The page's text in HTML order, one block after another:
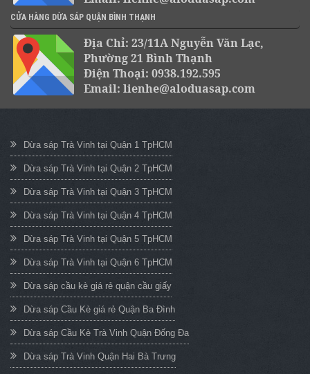
CỬA HÀNG DỪA SÁP QUẬN BÌNH THẠNH
Địa Chỉ: 23/11A Nguyễn Văn Lạc,
Phường 21 Bình Thạnh
Điện Thoại: 0938.192.595
Email: lienhe@aloduasap.com
Dừa sáp Trà Vinh tại Quận 1 TpHCM
Dừa sáp Trà Vinh tại Quận 2 TpHCM
Dừa sáp Trà Vinh tại Quận 3 TpHCM
Dừa sáp Trà Vinh tại Quận 4 TpHCM
Dừa sáp Trà Vinh tại Quận 5 TpHCM
Dừa sáp Trà Vinh tại Quận 6 TpHCM
Dừa sáp cầu kè giá rẻ quận cầu giấy
Dừa sáp Cầu Kè giá rẻ Quận Ba Đình
Dừa sáp Cầu Kè Trà Vinh Quận Đống Đa
Dừa sáp Trà Vinh Quận Hai Bà Trưng